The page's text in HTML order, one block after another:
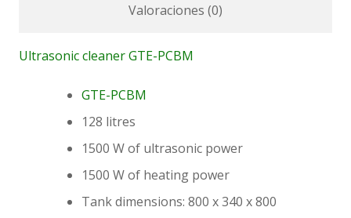
Valoraciones (0)
Ultrasonic cleaner GTE-PCBM
GTE-PCBM
128 litres
1500 W of ultrasonic power
1500 W of heating power
Tank dimensions: 800 x 340 x 800